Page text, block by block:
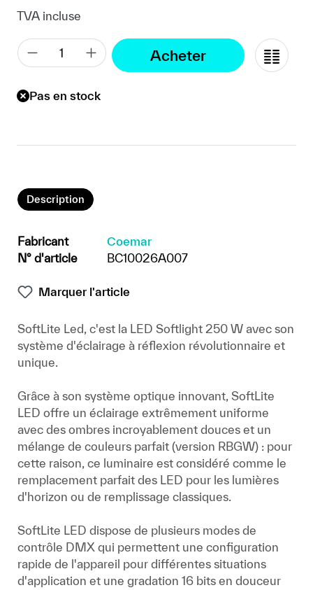
TVA incluse
Acheter
Pas en stock
Description
Fabricant
Coemar
N° d'article
BC10026A007
Marquer l'article
SoftLite Led, c'est la LED Softlight 250 W avec son
système d'éclairage à réflexion révolutionnaire et
unique.
Grâce à son système optique innovant, SoftLite
LED offre un éclairage extrêmement uniforme
avec des ombres incroyablement douces et un
mélange de couleurs parfait (version RBGW) : pour
cette raison, ce luminaire est considéré comme le
remplacement parfait des LED pour les lumières
d'horizon ou de remplissage classiques.
SoftLite LED dispose de plusieurs modes de
contrôle DMX qui permettent une configuration
rapide de l'appareil pour différentes situations
d'application et une gradation 16 bits en douceur